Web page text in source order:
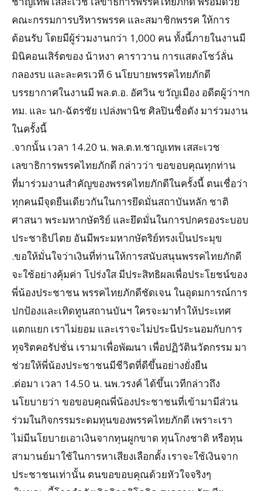
คณะกรรมการบริหารพรรค และสมาชิกพรรค ให้การ
ต้อนรับ โดยมีผู้ร่วมงานกว่า 1,000 คน ทั้งนี้ภายในงานมี
มินิคอนเสิร์ตของ น้าหงา คาราวาน การแสดงโชว์ลั่น
กลองรบ และละครเวที 6 นโยบายพรรคไทยภักดี
บรรยากาศในงานมี พล.ต.อ. อัศวิน ขวัญเมือง อดีตผู้ว่าฯก
ทม. และ นก-ฉัตรชัย เปล่งพานิช ศิลปินชื่อดัง มาร่วมงาน
ในครั้งนี้
.จากนั้น เวลา 14.20 น. พล.ต.ท.ชาญเทพ เสสะเวช
เลขาธิการพรรคไทยภักดี กล่าวว่า ขอขอบคุณทุกท่าน
ที่มาร่วมงานสำคัญของพรรคไทยภักดีในครั้งนี้ ตนเชื่อว่า
ทุกคนมีจุดยืนเดียวกันในการยึดมั่นสถาบันหลัก ชาติ
ศาสนา พระมหากษัตริย์ และยึดมั่นในการปกครองระบอบ
ประชาธิปไตย อันมีพระมหากษัตริย์ทรงเป็นประมุข
.ขอให้มั่นใจว่าเงินที่ท่านให้การสนับสนุนพรรคไทยภักดี
จะใช้อย่างคุ้มค่า โปร่งใส มีประสิทธิผลเพื่อประโยชน์ของ
พี่น้องประชาชน พรรคไทยภักดีชัดเจน ในอุดมการณ์การ
ปกป้องและเทิดทูนสถานบันฯ ใครจะมาทำให้ประเทศ
แตกแยก เราไม่ยอม และเราจะไม่ประนีประนอมกับการ
ทุจริตคอรัปชั่น เรามาเพื่อพัฒนา เพื่อปฏิวัตินวัตกรรม มา
ช่วยให้พี่น้องประชาชนมีชีวิตที่ดีขึ้นอย่างยั่งยืน
.ต่อมา เวลา 14.50 น. นพ.วรงค์ ได้ขึ้นเวทีกล่าวถึง
นโยบายว่า ขอขอบคุณพี่น้องประชาชนที่เข้ามามีส่วน
ร่วมในกิจกรรมระดมทุนของพรรคไทยภักดี เพราะเรา
ไม่มีนโยบายเอาเงินจากทุนผูกขาด ทุนโกงชาติ หรือทุน
สามานย์มาใช้ในการหาเสียงเลือกตั้ง เราจะใช้เงินจาก
ประชาชนเท่านั้น ตนขอขอบคุณด้วยหัวใจจริงๆ